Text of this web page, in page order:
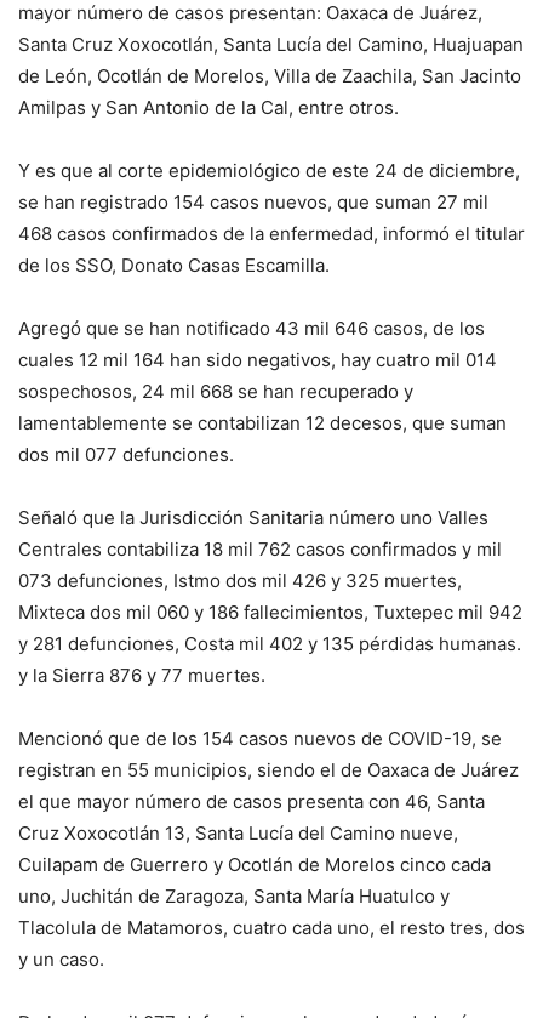
mayor número de casos presentan: Oaxaca de Juárez,
Santa Cruz Xoxocotlán, Santa Lucía del Camino, Huajuapan
de León, Ocotlán de Morelos, Villa de Zaachila, San Jacinto
Amilpas y San Antonio de la Cal, entre otros.
Y es que al corte epidemiológico de este 24 de diciembre,
se han registrado 154 casos nuevos, que suman 27 mil
468 casos confirmados de la enfermedad, informó el titular
de los SSO, Donato Casas Escamilla.
Agregó que se han notificado 43 mil 646 casos, de los
cuales 12 mil 164 han sido negativos, hay cuatro mil 014
sospechosos, 24 mil 668 se han recuperado y
lamentablemente se contabilizan 12 decesos, que suman
dos mil 077 defunciones.
Señaló que la Jurisdicción Sanitaria número uno Valles
Centrales contabiliza 18 mil 762 casos confirmados y mil
073 defunciones, Istmo dos mil 426 y 325 muertes,
Mixteca dos mil 060 y 186 fallecimientos, Tuxtepec mil 942
y 281 defunciones, Costa mil 402 y 135 pérdidas humanas.
y la Sierra 876 y 77 muertes.
Mencionó que de los 154 casos nuevos de COVID-19, se
registran en 55 municipios, siendo el de Oaxaca de Juárez
el que mayor número de casos presenta con 46, Santa
Cruz Xoxocotlán 13, Santa Lucía del Camino nueve,
Cuilapam de Guerrero y Ocotlán de Morelos cinco cada
uno, Juchitán de Zaragoza, Santa María Huatulco y
Tlacolula de Matamoros, cuatro cada uno, el resto tres, dos
y un caso.